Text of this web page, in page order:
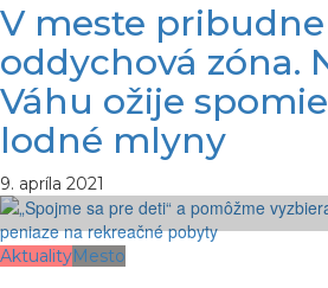
V meste
oddychová zóna.
Váhu ožije
lodné mlyny
9. apríla 2021
AktualityMesto